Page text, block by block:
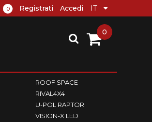
0 Registrati Accedi
ROOF SPACE
RIVAL4X4
U-POL RAPTOR
VISION-X LED
0